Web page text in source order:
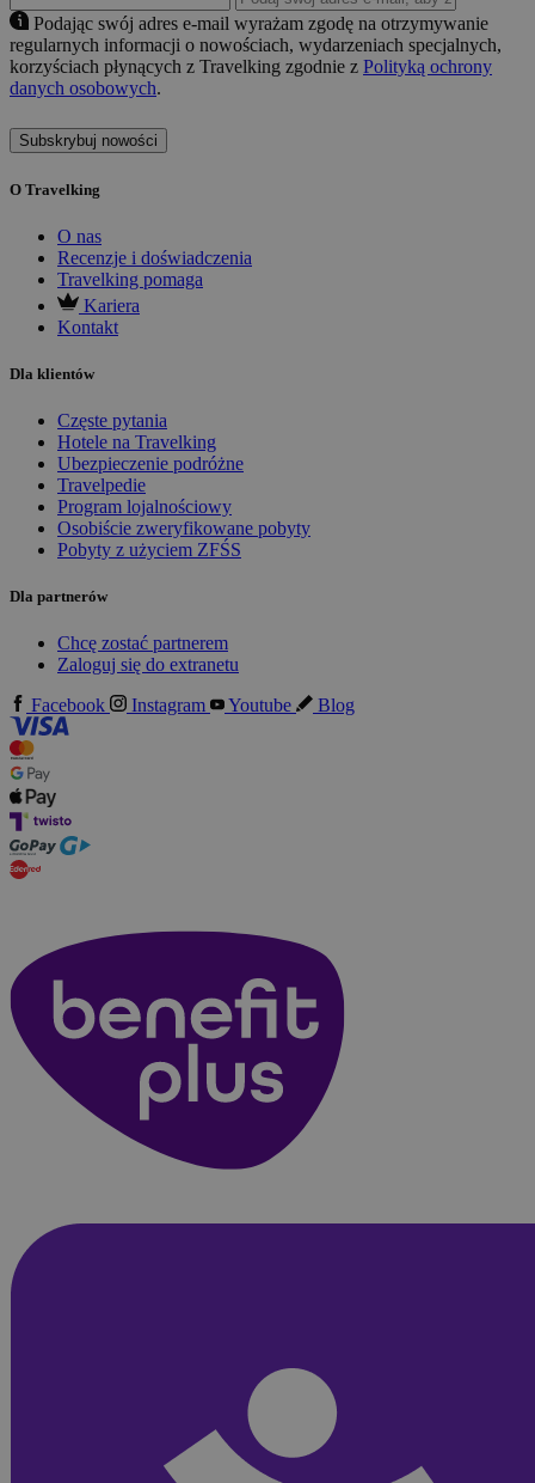
Podając swój adres e-mail wyrażam zgodę na otrzymywanie
regularnych informacji o nowościach, wydarzeniach specjalnych,
korzyściach płynących z Travelking zgodnie z Polityką ochrony
danych osobowych.
Subskrybuj nowości
O Travelking
O nas
Recenzje i doświadczenia
Travelking pomaga
Kariera
Kontakt
Dla klientów
Częste pytania
Hotele na Travelking
Ubezpieczenie podróżne
Travelpedie
Program lojalnościowy
Osobiście zweryfikowane pobyty
Pobyty z użyciem ZFŚS
Dla partnerów
Chcę zostać partnerem
Zaloguj się do extranetu
Facebook
Instagram Youtube Blog